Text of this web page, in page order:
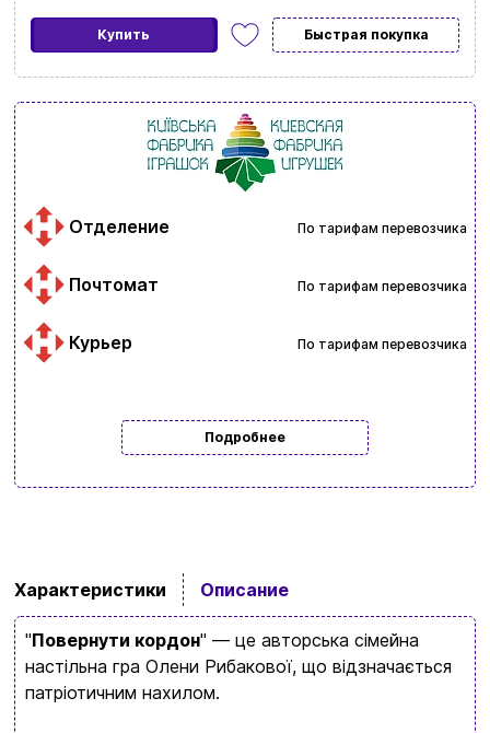
Купить Быстрая покупка
Отделение По тарифам перевозчика
Почтомат По тарифам перевозчика
Курьер По тарифам перевозчика
Подробнее
Характеристики Описание
"Повернути кордон" — це авторська сімейна
настільна гра Олени Рибакової, що відзначається
патріотичним нахилом.